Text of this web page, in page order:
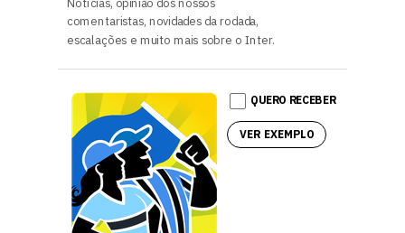
comentaristas, novidades da rodada,
escalações e muito mais sobre o Inter.
QUERO RECEBER
VER EXEMPLO